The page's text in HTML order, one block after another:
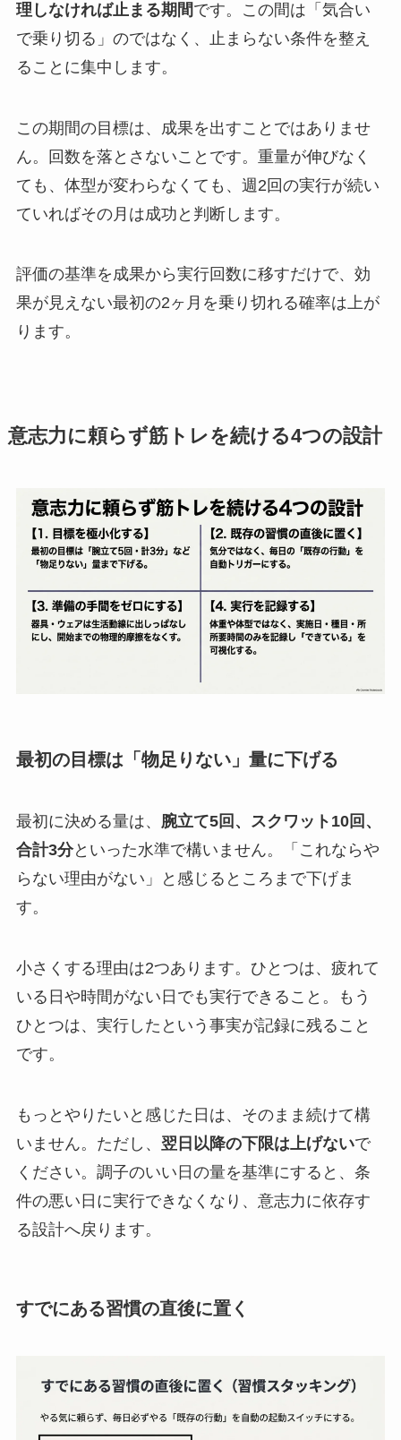
理しなければ止まる期間です。この間は「気合い
で乗り切る」のではなく、止まらない条件を整え
ることに集中します。
この期間の目標は、成果を出すことではありませ
ん。回数を落とさないことです。重量が伸びなく
ても、体型が変わらなくても、週2回の実行が続い
ていればその月は成功と判断します。
評価の基準を成果から実行回数に移すだけで、効
果が見えない最初の2ヶ月を乗り切れる確率は上が
ります。
意志力に頼らず筋トレを続ける4つの設計
最初の目標は「物足りない」量に下げる
最初に決める量は、 腕立て5回、スクワット10回、
合計3分といった水準で構いません。「これならや
らない理由がない」と感じるところまで下げま
す。
小さくする理由は2つあります。ひとつは、疲れて
いる日や時間がない日でも実行できること。もう
ひとつは、実行したという事実が記録に残ること
です。
もっとやりたいと感じた日は、そのまま続けて構
いません。ただし、 翌日以降の下限は上げないで
ください。調子のいい日の量を基準にすると、条
件の悪い日に実行できなくなり、意志力に依存す
る設計へ戻ります。
すでにある習慣の直後に置く